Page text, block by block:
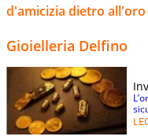
d'amicizia dietro
Gioielleria Delfino